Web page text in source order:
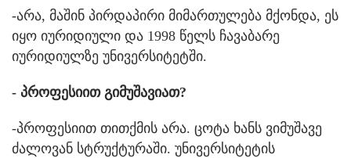
-არა, მაშინ პირდაპირი მიმართულება მქონდა, ეს
იყო იურიდიული და 1998 წელს ჩავაბარე
იურიდიულზე უნივერსიტეტში.
- პროფესიით გიმუშავიათ?
-პროფესიით თითქმის არა. ცოტა ხანს ვიმუშავე
ძალოვან სტრუქტურაში. უნივერსიტეტის